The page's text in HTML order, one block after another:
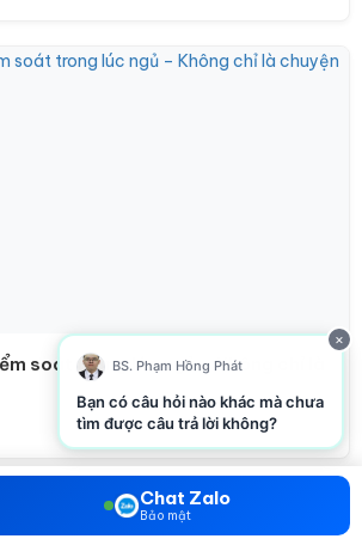
soát trong lúc ngủ – Không chỉ là
×
BS. Phạm Hồng Phát
Bạn có câu hỏi nào khác mà chưa
tìm được câu trả lời không?
Chat Zalo
Bảo mật